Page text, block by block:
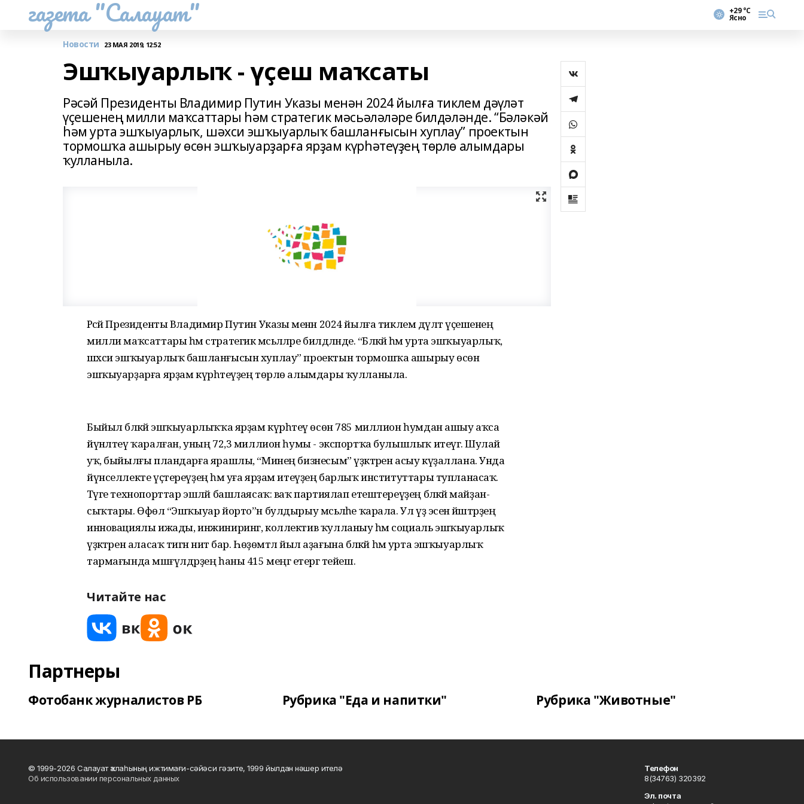
газета "Салауат" +29 °С
Ясно
Новости 23 МАЯ 2019, 12:52
Эшҡыуарлыҡ - үҫеш маҡсаты
Рәсәй Президенты Владимир Путин Указы менән 2024 йылға тиклем дәүләт
үҫешенең милли маҡсаттары һәм стратегик мәсьәләләре билдәләнде. “Бәләкәй
һәм урта эшҡыуарлыҡ, шәхси эшҡыуарлыҡ башланғысын хуплау” проектын
тормошҡа ашырыу өсөн эшҡыуарҙарға ярҙам күрһәтеүҙең төрлө алымдары
ҡулланыла.
Рәсәй Президенты Владимир Путин Указы менән 2024 йылға тиклем дәүләт үҫешенең
милли маҡсаттары һәм стратегик мәсьәләләре билдәләнде. “Бәләкәй һәм урта эшҡыуарлыҡ,
шәхси эшҡыуарлыҡ башланғысын хуплау” проектын тормошҡа ашырыу өсөн
эшҡыуарҙарға ярҙам күрһәтеүҙең төрлө алымдары ҡулланыла.
Быйыл бәләкәй эшҡыуарлыҡҡа ярҙам күрһәтеү өсөн 785 миллион һумдан ашыу аҡса
йүнәлтеү ҡаралған, уның 72,3 миллион һумы - экспортҡа булышлыҡ итеүгә. Шулай
уҡ, быйылғы пландарға ярашлы, “Минең бизнесым” үҙәктәрен асыу күҙаллана. Унда
йүнселлекте үҫтереүҙең һәм уға ярҙам итеүҙең барлыҡ институттары тупланасаҡ.
Тәүге технопорттар эшләй башлаясаҡ: ваҡ партиялап етештереүҙең бәләкәй майҙан­
сыҡтары. Өфөлә “Эшҡыуар йорто”н булдырыу мәсьәләһе ҡарала. Ул үҙ эсенә йәштәрҙең
инновациялы ижады, инжиниринг, коллектив ҡулланыу һәм социаль эшҡы­уарлыҡ
үҙәктәрен аласаҡ тигән ниәт бар. Һөҙөмтәлә йыл аҙағына бәләкәй һәм урта эшҡыуарлыҡ
тармағында мәшғүлдәрҙең һаны 415 меңгә етергә тейеш.
Читайте нас
Партнеры
Фотобанк журналистов РБ Рубрика "Еда и напитки" Рубрика "Животные"
© 1999-2026 Салауат ҡалаһының ижтимағи-сәйәси гәзите, 1999 йылдан нәшер ителә
Об использовании персональных данных
Телефон
8(34763) 320392
Эл. почта